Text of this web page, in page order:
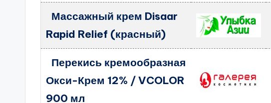
Массажный крем Disaar
Rapid Relief (красный)
Перекись кремообразная
Окси-Крем 12% / VCOLOR
900 мл